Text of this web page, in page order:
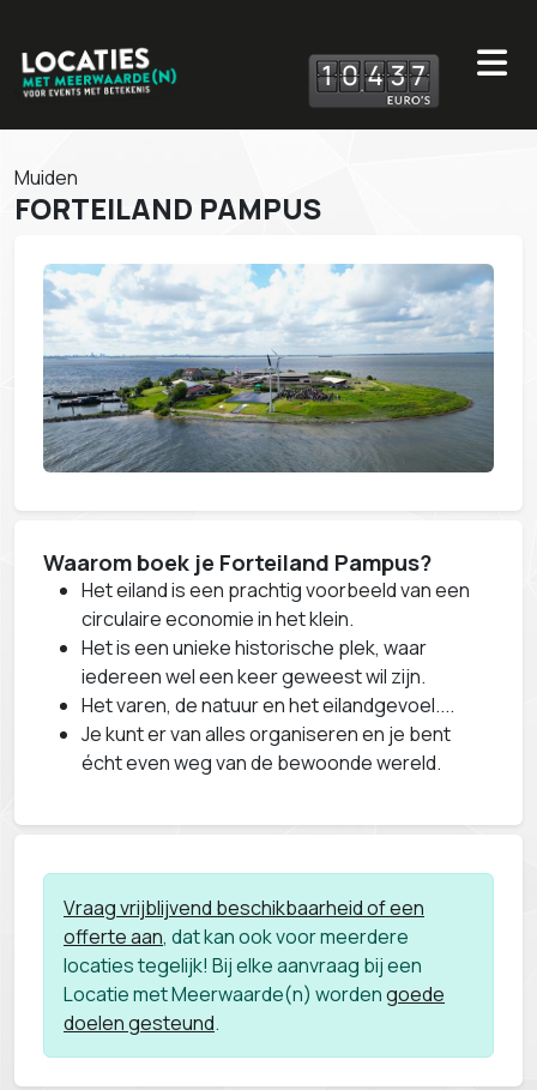
10 437
Muiden
FORTEILAND PAMPUS
Waarom boek je Forteiland Pampus?
Het eiland is een prachtig voorbeeld van een
circulaire economie in het klein.
Het is een unieke historische plek, waar
iedereen wel een keer geweest wil zijn.
Het varen, de natuur en het eilandgevoel....
Je kunt er van alles organiseren en je bent
écht even weg van de bewoonde wereld.
Vraag vrijblijvend beschikbaarheid of een
offerte aan, dat kan ook voor meerdere
locaties tegelijk! Bij elke aanvraag bij een
Locatie met Meerwaarde(n) wordengoede
doelen gesteund.